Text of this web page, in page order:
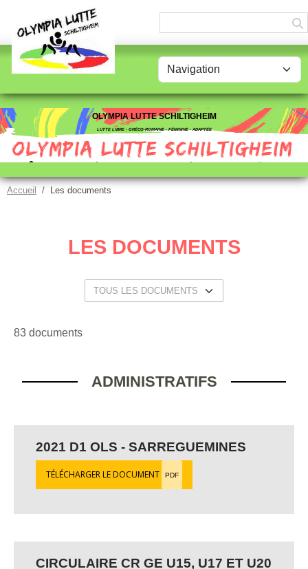
OLYMPIA LUTTE SCHILTIGHEIM
LUTTE LIBRE - GRÉCO-ROMAINE - FÉMININE - ADAPTÉE
Accueil Les documents
LES DOCUMENTS
83 documents
ADMINISTRATIFS
2021 D1 OLS - SARREGUEMINES
TÉLÉCHARGER LE DOCUMENT PDF
CIRCULAIRE CR GE U15, U17 ET U20
Panneau de gestion des cookies